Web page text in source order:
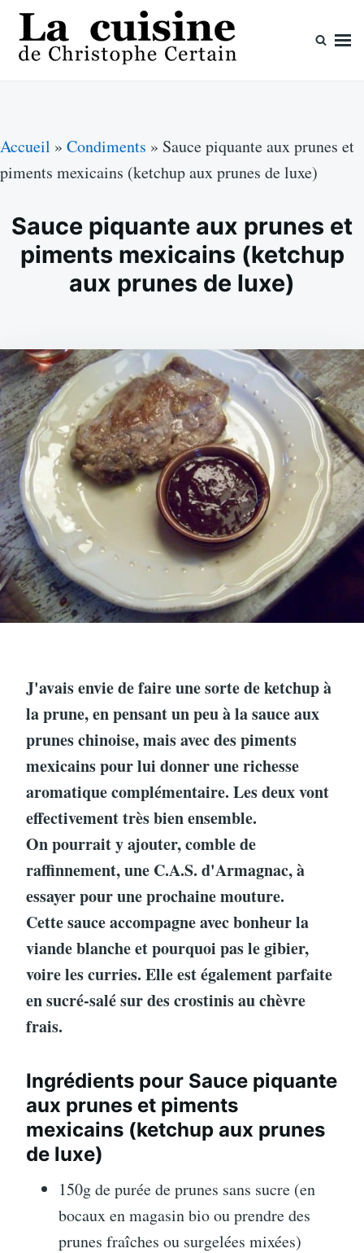
Skip
content
Search
for:
Accueil » Condiments » Sauce piquante aux prunes et
piments mexicains (ketchup aux prunes de luxe)
Sauce piquante aux prunes et
piments mexicains (ketchup
aux prunes de luxe)
J'avais envie de faire une sorte de ketchup à
la prune, en pensant un peu à la sauce aux
prunes chinoise, mais avec des piments
mexicains pour lui donner une richesse
aromatique complémentaire. Les deux vont
effectivement très bien ensemble.
On pourrait y ajouter, comble de
raffinnement, une C.A.S. d'Armagnac, à
essayer pour une prochaine mouture.
Cette sauce accompagne avec bonheur la
viande blanche et pourquoi pas le gibier,
voire les curries. Elle est également parfaite
en sucré-salé sur des crostinis au chèvre
frais.
Ingrédients pour Sauce piquante
aux prunes et piments
mexicains (ketchup aux prunes
de luxe)
150g de purée de prunes sans sucre (en
bocaux en magasin bio ou prendre des
prunes fraîches ou surgelées mixées)